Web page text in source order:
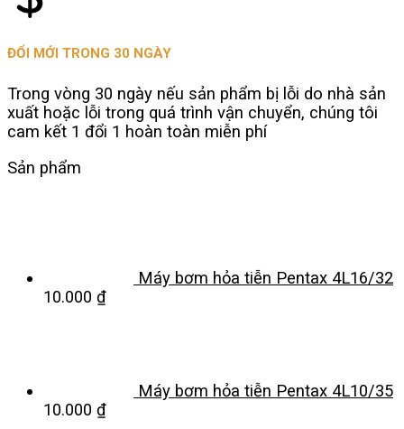
ĐỔI MỚI TRONG 30 NGÀY
Trong vòng 30 ngày nếu sản phẩm bị lỗi do nhà sản
xuất hoặc lỗi trong quá trình vận chuyển, chúng tôi
cam kết 1 đổi 1 hoàn toàn miễn phí
Sản phẩm
Máy bơm hỏa tiễn Pentax 4L16/32
10.000 ₫
Máy bơm hỏa tiễn Pentax 4L10/35
10.000 ₫